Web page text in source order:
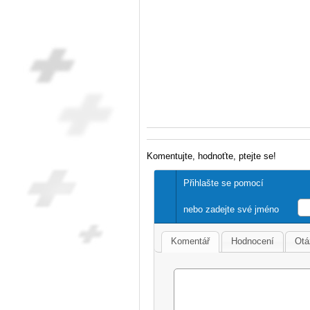
Komentujte, hodnoťte, ptejte se!
Přihlašte se pomocí
nebo zadejte své jméno
Komentář Hodnocení